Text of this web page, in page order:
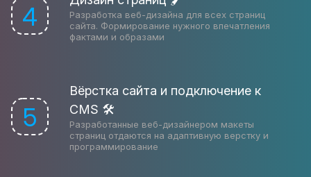
4
Разработка веб-дизайна для всех страниц
сайта. Формирование нужного впечатления
фактами и образами
5
Вёрстка сайта и подключение к
CMS 🛠
Разработанные веб-дизайнером макеты
страниц отдаются на адаптивную верстку и
программирование